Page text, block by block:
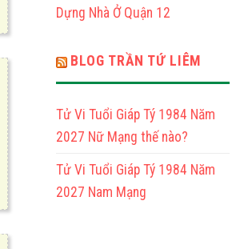
Dựng Nhà Ở Quận 12
BLOG TRẦN TỨ LIÊM
Tử Vi Tuổi Giáp Tý 1984 Năm
2027 Nữ Mạng thế nào?
Tử Vi Tuổi Giáp Tý 1984 Năm
2027 Nam Mạng